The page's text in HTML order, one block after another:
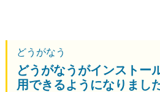
どうがなう
どうがなうがインストー
用できるようになりまし